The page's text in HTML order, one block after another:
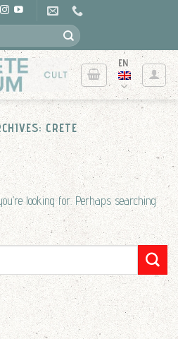
EN
CRETE
looking for. Perhaps searching